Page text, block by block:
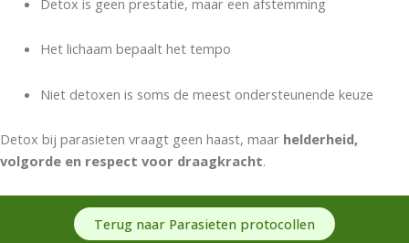
Het lichaam bepaalt het tempo
Niet detoxen is soms de meest ondersteunende keuze
Detox bij parasieten vraagt geen haast, maar helderheid,
volgorde en respect voor draagkracht.
Terug naar Parasieten protocollen